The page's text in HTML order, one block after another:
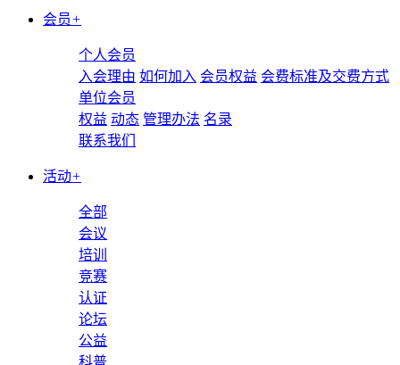
会员+
个人会员
入会理由 如何加入 会员权益 会费标准及交费方式
单位会员
权益 动态 管理办法 名录
联系我们
活动+
全部
会议
培训
竞赛
认证
论坛
公益
科普